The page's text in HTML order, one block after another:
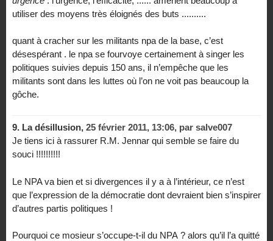
utiliser des moyens très éloignés des buts ..........
quant à cracher sur les militants npa de la base, c’est
désespérant . le npa se fourvoye certainement à singer les
politiques suivies depuis 150 ans, il n’empêche que les
militants sont dans les luttes où l’on ne voit pas beaucoup la
gôche.
9. La désillusion, 25 février 2011, 13:06, par salve007
Je tiens ici à rassurer R.M. Jennar qui semble se faire du
souci !!!!!!!!!!
Le NPA va bien et si divergences il y a à l’intérieur, ce n’est
que l’expression de la démocratie dont devraient bien s’inspirer
d’autres partis politiques !
Pourquoi ce mosieur s’occupe-t-il du NPA ? alors qu’il l’a quitté